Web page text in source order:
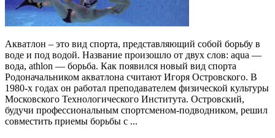
Акватлон – это вид спорта, представляющий собой борьбу в
воде и под водой. Название произошло от двух слов: aqua —
вода, athlon — борьба. Как появился новый вид спорта
Родоначальником акватлона считают Игоря Островского. В
1980-х годах он работал преподавателем физической культуры
Московского Технологического Института. Островский,
будучи профессиональным спортсменом-подводником, решил
совместить приемы борьбы с ...